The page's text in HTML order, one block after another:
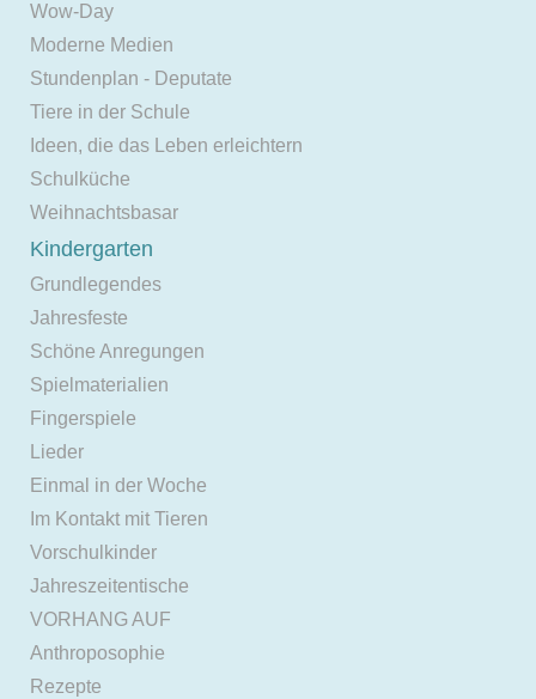
Wow-Day
Moderne Medien
Stundenplan - Deputate
Tiere in der Schule
Ideen, die das Leben erleichtern
Schulküche
Weihnachtsbasar
Kindergarten
Grundlegendes
Jahresfeste
Schöne Anregungen
Spielmaterialien
Fingerspiele
Lieder
Einmal in der Woche
Im Kontakt mit Tieren
Vorschulkinder
Jahreszeitentische
VORHANG AUF
Anthroposophie
Rezepte